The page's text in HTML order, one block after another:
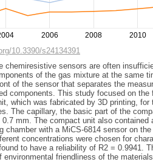
2006 2008 2010
10.3390/s24134391
chemiresistive sensors are often
of the gas mixture at the same
of the sensor that separates the
components. This study focused on
which was fabricated by 3D printing,
The capillary, the basic part of the
0.7 mm. The compact unit also
chamber with a MiCS-6814 sensor on
concentrations were chosen for
to have a reliability of R2 = 0.9941.
environmental friendliness of the